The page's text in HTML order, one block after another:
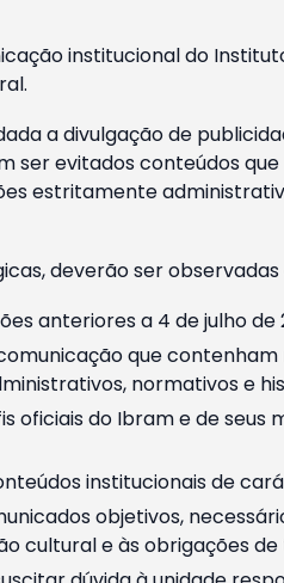
institucional do
a divulgação de
ser evitados conteúdos
estritamente
deverão ser
anteriores a 4 de julho
que
normativos e
do Ibram e de seus
institucionais de
objetivos,
cultural e às obrigações